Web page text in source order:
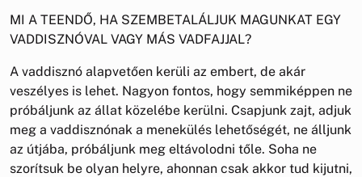
MI A TEENDŐ, HA SZEMBETALÁLJUK MAGUNKAT EGY
VADDISZNÓVAL VAGY MÁS VADFAJJAL?
A vaddisznó alapvetően kerüli az embert, de akár
veszélyes is lehet. Nagyon fontos, hogy semmiképpen ne
próbáljunk az állat közelébe kerülni. Csapjunk zajt, adjuk
meg a vaddisznónak a menekülés lehetőségét, ne álljunk
az útjába, próbáljunk meg eltávolodni tőle. Soha ne
szorítsuk be olyan helyre, ahonnan csak akkor tud kijutni,